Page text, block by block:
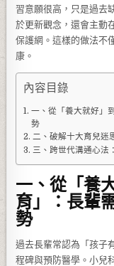
習意願很高，只是過去
於更新觀念，還會主動
保護網。這樣的做法不
康。
內容目錄
一、從「養大就好」
勢
二、破解十大育兒迷
三、跨世代溝通心法
一、從「養
育」：長輩
勢
過去長輩常認為「孩子
程碑與預防醫學。小兒